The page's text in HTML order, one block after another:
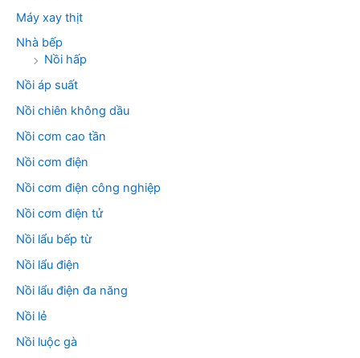
Máy xay thịt
Nhà bếp
Nồi hấp
Nồi áp suất
Nồi chiên không dầu
Nồi cơm cao tần
Nồi cơm điện
Nồi cơm điện công nghiệp
Nồi cơm điện tử
Nồi lẩu bếp từ
Nồi lẩu điện
Nồi lẩu điện đa năng
Nồi lẻ
Nồi luộc gà